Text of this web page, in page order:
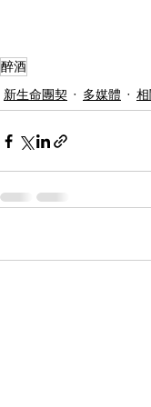
醉酒
新生命團契
多媒體